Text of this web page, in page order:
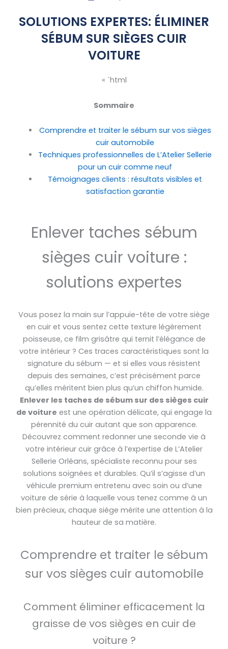
SOLUTIONS EXPERTES: ÉLIMINER
SÉBUM SUR SIÈGES CUIR
VOITURE
« `html
Sommaire
Comprendre et traiter le sébum sur vos sièges
cuir automobile
Techniques professionnelles de L’Atelier Sellerie
pour un cuir comme neuf
Témoignages clients : résultats visibles et
satisfaction garantie
Enlever taches sébum
sièges cuir voiture :
solutions expertes
Vous posez la main sur l’appuie-tête de votre siège
en cuir et vous sentez cette texture légèrement
poisseuse, ce film grisâtre qui ternit l’élégance de
votre intérieur ? Ces traces caractéristiques sont la
signature du sébum — et si elles vous résistent
depuis des semaines, c’est précisément parce
qu’elles méritent bien plus qu’un chiffon humide.
Enlever les taches de sébum sur des sièges cuir
de voiture est une opération délicate, qui engage la
pérennité du cuir autant que son apparence.
Découvrez comment redonner une seconde vie à
votre intérieur cuir grâce à l’expertise de L’Atelier
Sellerie Orléans, spécialiste reconnu pour ses
solutions soignées et durables. Qu’il s’agisse d’un
véhicule premium entretenu avec soin ou d’une
voiture de série à laquelle vous tenez comme à un
bien précieux, chaque siège mérite une attention à la
hauteur de sa matière.
Comprendre et traiter le sébum
sur vos sièges cuir automobile
Comment éliminer efficacement la
graisse de vos sièges en cuir de
voiture ?